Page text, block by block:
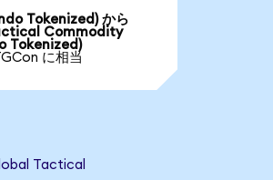
Tokenized) から
Commodity
Tokenized)
に相当
Tactical